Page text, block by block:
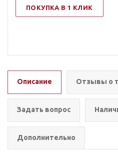
ПОКУПКА В 1 КЛИК
Описание Отзывы о
Задать вопрос
Дополнительно